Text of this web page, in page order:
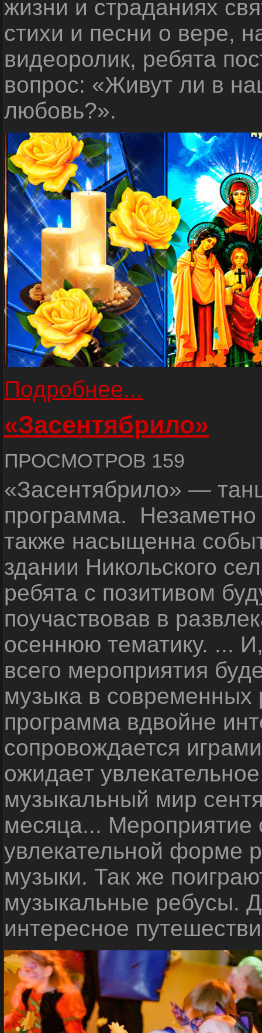
жизни и страданиях
стихи и песни о вере,
видеоролик, ребята
вопрос: «Живут ли в
любовь?».
Подробнее...
«Засентябрило»
ПРОСМОТРОВ 159
«Засентябрило» —
программа. Незаметно
также насыщенна
здании Никольского
ребята с позитивом
поучаствовав в
осеннюю тематику. ...
всего мероприятия
музыка в
программа вдвойне
сопровождается
ожидает
музыкальный мир
месяца... Мероприятие
увлекательной форме
музыки. Так же
музыкальные ребусы.
интересное